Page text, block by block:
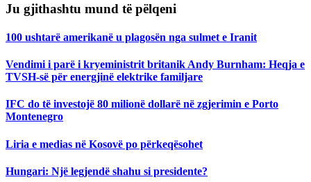
Ju gjithashtu mund të pëlqeni
100 ushtarë amerikanë u plagosën nga sulmet e Iranit
Vendimi i parë i kryeministrit britanik Andy Burnham: Heqja e
TVSH-së për energjinë elektrike familjare
IFC do të investojë 80 milionë dollarë në zgjerimin e Porto
Montenegro
Liria e medias në Kosovë po përkeqësohet
Hungari: Një legjendë shahu si presidente?